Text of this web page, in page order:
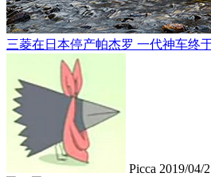
三菱在日本停产帕杰罗 一代神车终
Picca 2019/04/